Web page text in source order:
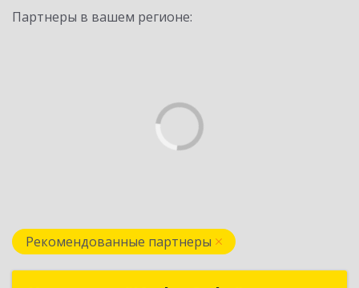
Партнеры в вашем регионе:
Рекомендованные партнеры